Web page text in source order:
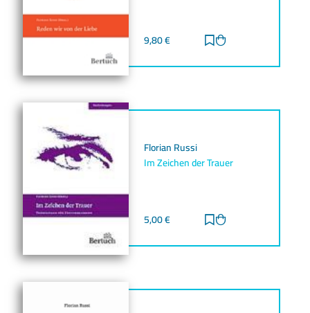
9,80€ Zur Merkliste
Florian Russi
Im Zeichen der Trauer
5,00€ Zur Merkliste